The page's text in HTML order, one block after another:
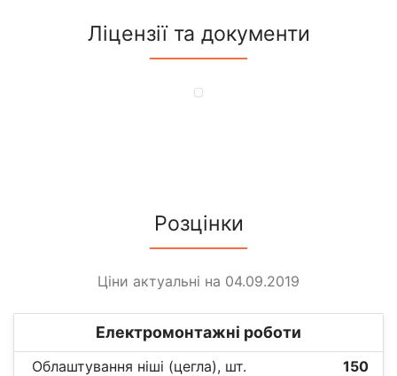
Ліцензії та документи
Розцінки
Ціни актуальні на 04.09.2019
Електромонтажні роботи
Облаштування ніші (цегла), шт. 150